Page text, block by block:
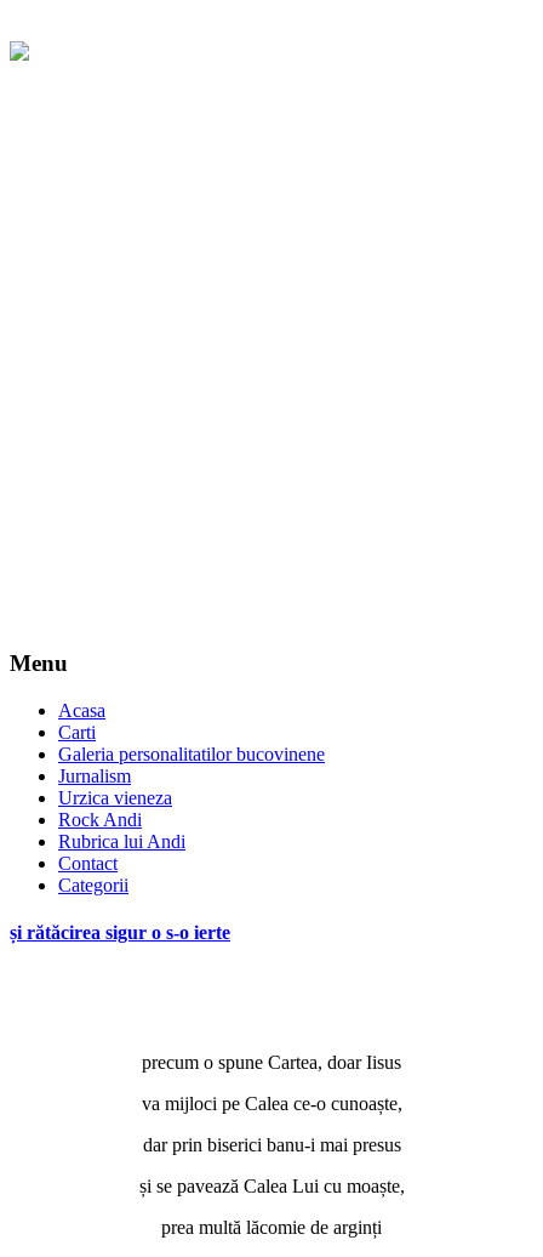
Menu
Acasa
Carti
Galeria personalitatilor bucovinene
Jurnalism
Urzica vieneza
Rock Andi
Rubrica lui Andi
Contact
Categorii
și rătăcirea sigur o s-o ierte
precum o spune Cartea, doar Iisus
va mijloci pe Calea ce-o cunoaște,
dar prin biserici banu-i mai presus
și se pavează Calea Lui cu moaște,
prea multă lăcomie de arginți